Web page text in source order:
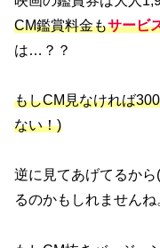
CM鑑賞料金もサービ
は…？？
もしCM見なければ
ない！)
逆に見てあげてるか
るのかもしれませんね